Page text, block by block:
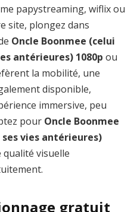
papystreaming, wiflix ou
site, plongez dans
Oncle Boonmee (celui
antérieures) 1080p ou
la mobilité, une
disponible,
immersive, peu
pour Oncle Boonmee
vies antérieures)
visuelle
gratuit